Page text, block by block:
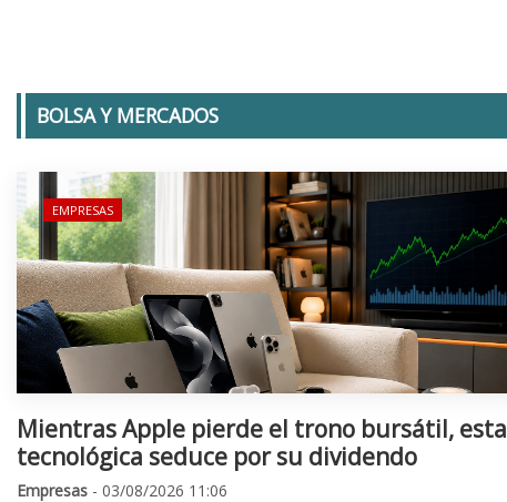
BOLSA Y MERCADOS
EMPRESAS
Mientras Apple pierde el trono bursátil, esta
tecnológica seduce por su dividendo
Empresas - 03/08/2026 11:06